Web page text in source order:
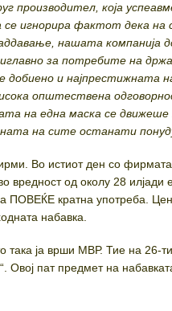
производител, која
игнорира фактот дека на
нашата компанија
за потребите на
добиено и најпрестижната
општествена
на една маска се
на сите останати
Во истиот ден со
вредност од околу 28
ПОВЕЌЕ кратна употреба.
набавка.
така ја врши МВР. Тие на 26-
Овој пат предмет на